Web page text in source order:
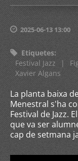
2025-06-13 13:00
Etiquetes:
Festival Jazz
|
Xavier Algans
La planta baixa
Menestral s'ha
Festival de Jazz.
que va ser
cap de setmana